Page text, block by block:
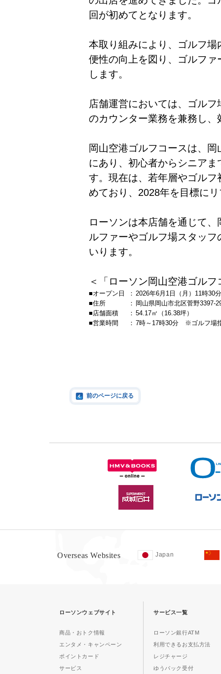
回が初めてとなります。
本取り組みにより、ゴルフ
便性の向上を図り、ゴルフ
します。
店舗運営においては、ゴル
のカウンター業務を兼務し
岡山空港ゴルフコースは、
にあり、初心者からシニア
す。現在は、若年層やゴル
めており、2028年を目標に
ローソンは本店舗を通じて
ルファーやゴルフ場スタッ
いります。
＜「ローソン岡山空港ゴル
■オープン日 ： 2026年6月1日（月）11時30分
■住所
： 岡山県岡山市北区菅野
■店舗面積
： 54.17㎡（16.38坪）
■営業時間
： 7時～17時30分 ※ゴルフ場
前のページに戻る
Overseas Websites Japan
ローソンウェブサイト
商品・おトク情報
エンタメ・キャンペーン
ポイントカード
サービス
サービス一覧
ローソン銀行ATM
利用できるお支払方法
レジチャージ
ゆうパック受付